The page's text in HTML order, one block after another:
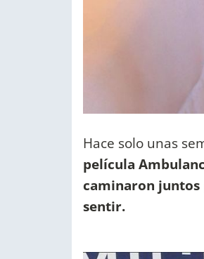
Hace solo unas
película
caminaron
sentir.